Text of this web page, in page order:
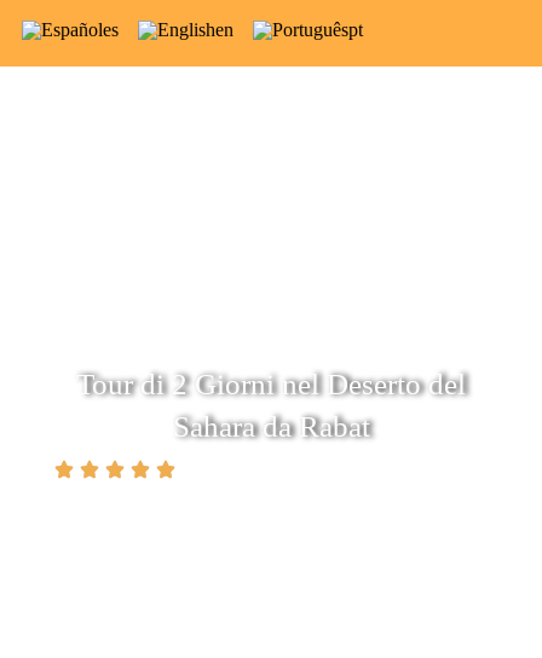
es en pt
Tour di 2 Giorni nel Deserto del
Sahara da Rabat